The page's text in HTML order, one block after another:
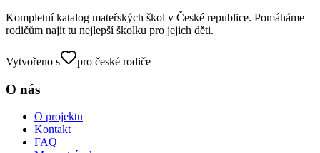
Kompletní katalog mateřských škol v České republice. Pomáháme
rodičům najít tu nejlepší školku pro jejich děti.
Vytvořeno s pro české rodiče
O nás
O projektu
Kontakt
FAQ